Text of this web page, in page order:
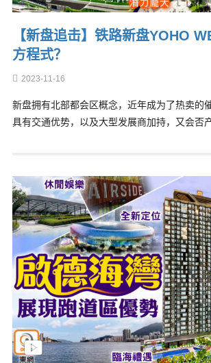
【新盘追击】铁路新盘YOHO
方程式？
2023-11-16
新盘拥有北部都会区概念，近年成为了热卖的
具有交通优势，以及大型发展商加持，又会否